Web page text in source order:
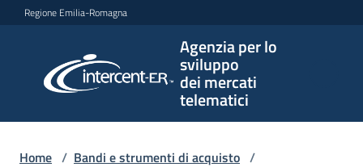
Vai al contenuto
Vai alla navigazione
Vai al footer
Regione Emilia-Romagna
Agenzia per lo
sviluppo
dei mercati
telematici
per lo
sviluppo
telematici
Home / Bandi e strumenti di acquisto /